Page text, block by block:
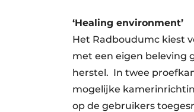
‘Healing environment’
Het Radboudumc kiest
met een eigen beleving
herstel. In twee
mogelijke
op de gebruikers